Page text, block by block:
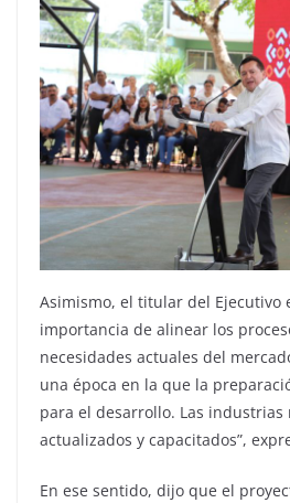
Asimismo, el titular del Ejecutivo
importancia de alinear los
necesidades actuales del
una época en la que la
para el desarrollo. Las
actualizados y capacitados”,
En ese sentido, dijo que el